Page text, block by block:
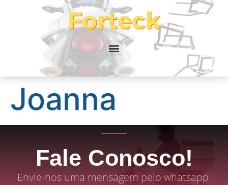
Joanna
Fale Conosco!
Envie-nos uma mensagem pelo whatsapp.